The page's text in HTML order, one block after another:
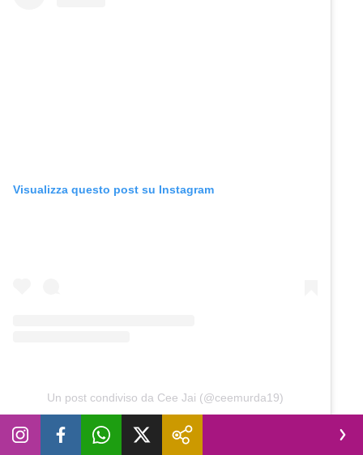
Visualizza questo post su Instagram
Un post condiviso da Cee Jai (@ceemurda19)